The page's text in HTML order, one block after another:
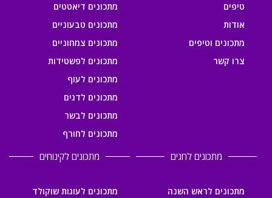
טיפים
אודות
מתכונים וטיפים
צרו קשר
מתכונים דיאטטים
מתכונים טבעוניים
מתכונים צמחוניים
מתכונים לפשטידות
מתכונים לעוף
מתכונים לדגים
מתכונים לבשר
מתכונים לחורף
מתכונים לחגים
מתכונים לראש השנה
מתכונים לקינוחים
מתכונים לעוגות שוקולד